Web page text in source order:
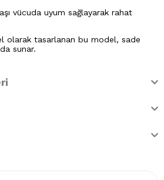
vücuda uyum sağlayarak rahat
olarak tasarlanan bu model, sade
sunar.